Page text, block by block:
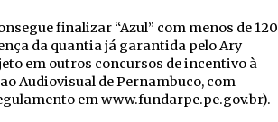
finalizar “Azul” com menos de 120
da quantia já garantida pelo Ary
em outros concursos de incentivo à
Audiovisual de Pernambuco, com
em www.fundarpe.pe.gov.br).